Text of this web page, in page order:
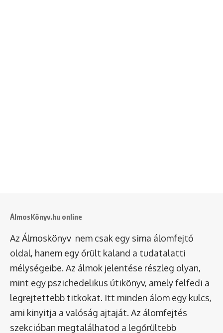
ÁlmosKönyv.hu online
Az Álmoskönyv nem csak egy sima álomfejtő
oldal, hanem egy őrült kaland a tudatalatti
mélységeibe. Az álmok jelentése részleg olyan,
mint egy pszichedelikus útikönyv, amely felfedi a
legrejtettebb titkokat. Itt minden álom egy kulcs,
ami kinyitja a valóság ajtaját. Az álomfejtés
szekcióban megtalálhatod a legőrültebb